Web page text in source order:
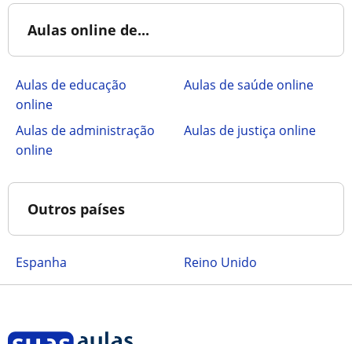
Aulas online de...
Aulas de educação
online
Aulas de saúde online
Aulas de administração
online
Aulas de justiça online
Outros países
Espanha Reino Unido